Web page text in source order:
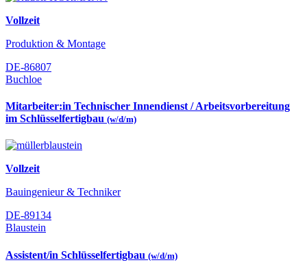
Vollzeit
Produktion & Montage
DE-86807
Buchloe
Mitarbeiter:in Technischer Innendienst / Arbeitsvorbereitung
im Schlüsselfertigbau (w/d/m)
Vollzeit
Bauingenieur & Techniker
DE-89134
Blaustein
Assistent/in Schlüsselfertigbau (w/d/m)